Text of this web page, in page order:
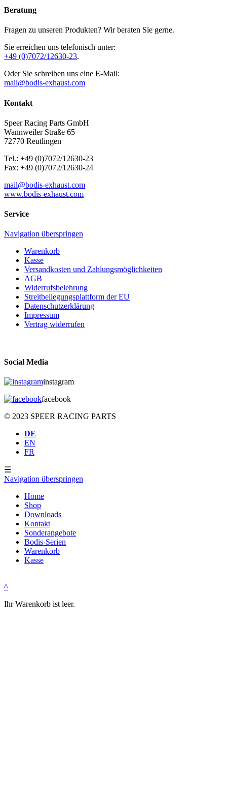
Beratung
Fragen zu unseren Produkten? Wir beraten Sie gerne.
Sie erreichen uns telefonisch unter:
+49 (0)7072/12630-23.
Oder Sie schreiben uns eine E-Mail:
mail@bodis-exhaust.com
Kontakt
Speer Racing Parts GmbH
Wannweiler Straße 65
72770 Reutlingen
Tel.: +49 (0)7072/12630-23
Fax: +49 (0)7072/12630-24
mail@bodis-exhaust.com
www.bodis-exhaust.com
Service
Navigation überspringen
Warenkorb
Kasse
Versandkosten und Zahlungsmöglichkeiten
AGB
Widerrufsbelehrung
Streitbeilegungsplattform der EU
Datenschutzerklärung
Impressum
Vertrag widerrufen
Social Media
instagram
facebook
© 2023 SPEER RACING PARTS
DE
EN
FR
☰
Navigation überspringen
Home
Shop
Downloads
Kontakt
Sonderangebote
Bodis-Serien
Warenkorb
Kasse
^
Ihr Warenkorb ist leer.